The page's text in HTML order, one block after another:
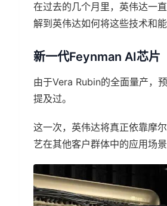
在过去的几个月里，英伟达一
解到英伟达如何将这些技术和
新一代Feynman AI芯片
由于Vera Rubin的全面量产，
提及过。
这一次，英伟达将真正依靠摩
艺在其他客户群体中的应用场